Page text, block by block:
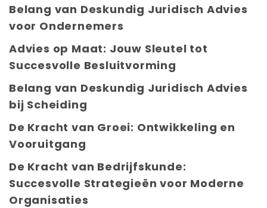
Belang van Deskundig Juridisch Advies
voor Ondernemers
Advies op Maat: Jouw Sleutel tot
Succesvolle Besluitvorming
Belang van Deskundig Juridisch Advies
bij Scheiding
De Kracht van Groei: Ontwikkeling en
Vooruitgang
De Kracht van Bedrijfskunde:
Succesvolle Strategieën voor Moderne
Organisaties